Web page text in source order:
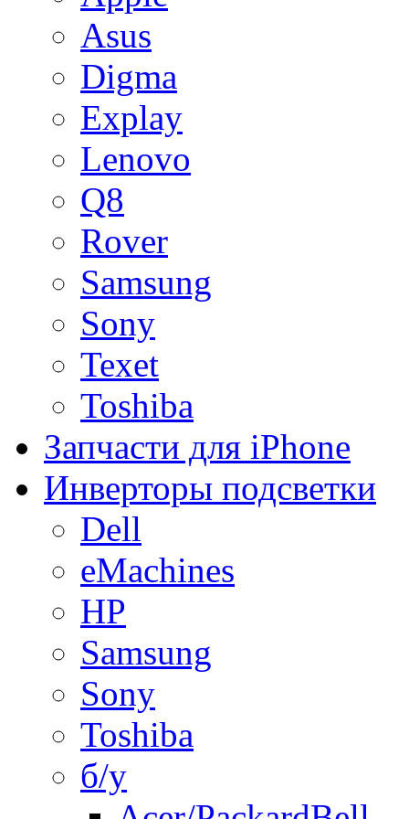
Asus
Digma
Explay
Lenovo
Q8
Rover
Samsung
Sony
Texet
Toshiba
Запчасти для iPhone
Инверторы подсветки
Dell
eMachines
HP
Samsung
Sony
Toshiba
б/у